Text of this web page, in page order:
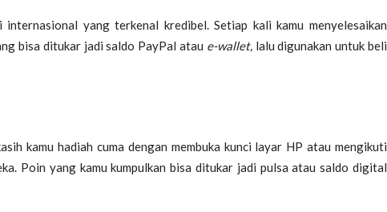
yang terkenal kredibel. Setiap kali kamu menyelesaikan
bisa ditukar jadi saldo PayPal atau e-wallet,lalu digunakan untuk beli
kamu hadiah cuma dengan membuka kunci layar HP atau mengikuti
Poin yang kamu kumpulkan bisa ditukar jadi pulsa atau saldo digital